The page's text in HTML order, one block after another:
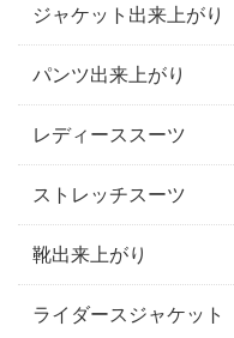
ジャケット出来上がり
パンツ出来上がり
レディーススーツ
ストレッチスーツ
靴出来上がり
ライダースジャケット